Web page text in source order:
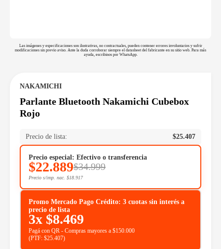
Las imágenes y especificaciones son ilustrativas, no contractuales, pueden contener errores involuntarios y sufrir
modificaciones sin previo aviso. Ante la duda corroborar siempre el datasheet del fabricante en su sitio web. Para más
ayuda, escribinos por WhatsApp.
NAKAMICHI
Parlante Bluetooth Nakamichi Cubebox
Rojo
Precio de lista: $25.407
Precio especial: Efectivo o transferencia
$22.889$34.999
Precio s/imp. nac. $18.917
Promo Mercado Pago Crédito: 3 cuotas sin interés a
precio de lista
3x $8.469
Pagá con QR - Compras mayores a $150.000
(PTF: $25.407)